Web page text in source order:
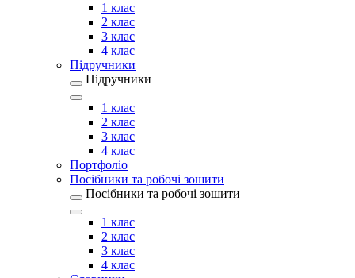
1 клас
2 клас
3 клас
4 клас
Підручники
Підручники
1 клас
2 клас
3 клас
4 клас
Портфоліо
Посібники та робочі зошити
Посібники та робочі зошити
1 клас
2 клас
3 клас
4 клас